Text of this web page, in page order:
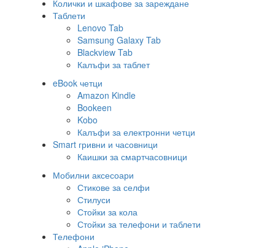
Колички и шкафове за зареждане
Таблети
Lenovo Tab
Samsung Galaxy Tab
Blackview Tab
Калъфи за таблет
eBook четци
Amazon Kindle
Bookeen
Kobo
Калъфи за електронни четци
Smart гривни и часовници
Каишки за смартчасовници
Мобилни аксесоари
Стикове за селфи
Стилуси
Стойки за кола
Стойки за телефони и таблети
Телефони